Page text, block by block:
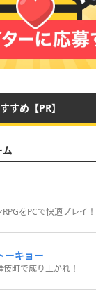
すめ【PR】
ム
をPCで快適プレイ！
ーキョー
町で成り上がれ！